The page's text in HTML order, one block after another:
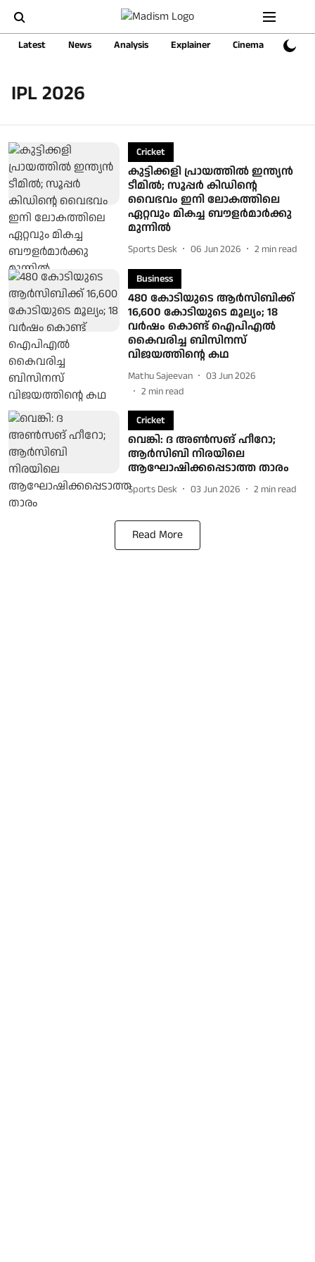
Latest News Analysis Explainer Cinema Sports
IPL 2026
Cricket
കുട്ടിക്കളി പ്രായത്തിൽ ഇന്ത്യൻ
ടീമിൽ; സൂപ്പര്‍ കിഡിന്റെ
വൈഭവം ഇനി ലോകത്തിലെ
ഏറ്റവും മികച്ച ബൗളർമാർക്കു
മുന്നിൽ
Sports Desk 06 Jun 2026 2 min read
Business
480 കോടിയുടെ ആര്‍സിബിക്ക്
16,600 കോടിയുടെ മൂല്യം; 18
വര്‍ഷം കൊണ്ട് ഐപിഎല്‍
കൈവരിച്ച ബിസിനസ്
വിജയത്തിന്റെ കഥ
Mathu Sajeevan
03 Jun 2026
2 min read
Cricket
വെങ്കി: ദ അൺസങ് ഹീറോ;
ആർസിബി നിരയിലെ
ആഘോഷിക്കപ്പെടാത്ത താരം
Sports Desk 03 Jun 2026 2 min read
Read More